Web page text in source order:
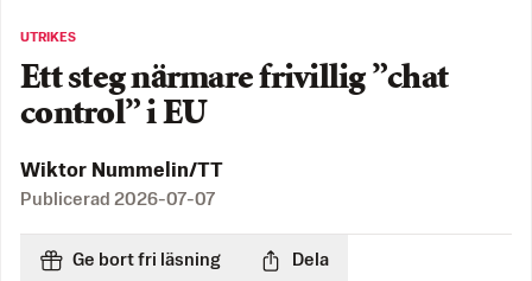
UTRIKES
Ett steg närmare frivillig ”chat
control” i EU
Wiktor Nummelin/TT
Publicerad 2026-07-07
Ge bort fri läsning Dela